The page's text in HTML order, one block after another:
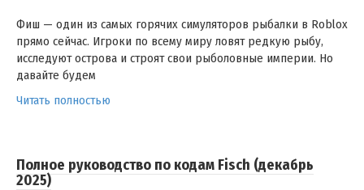
Фиш — один из самых горячих симуляторов рыбалки в Roblox
прямо сейчас. Игроки по всему миру ловят редкую рыбу,
исследуют острова и строят свои рыболовные империи. Но
давайте будем
Читать полностью
Полное руководство по кодам Fisch (декабрь
2025)